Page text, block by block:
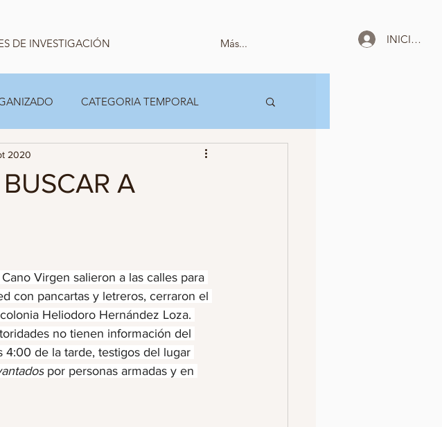
DE INVESTIGACIÓN Más... INICIAR
CATEGORIA TEMPORAL
ESTADISTICA
A
2020
Virgen salieron a las calles para
con pancartas y letreros, cerraron el
Heliodoro Hernández Loza.
no tienen información del
4:00 de la tarde, testigos del lugar
por personas armadas y en